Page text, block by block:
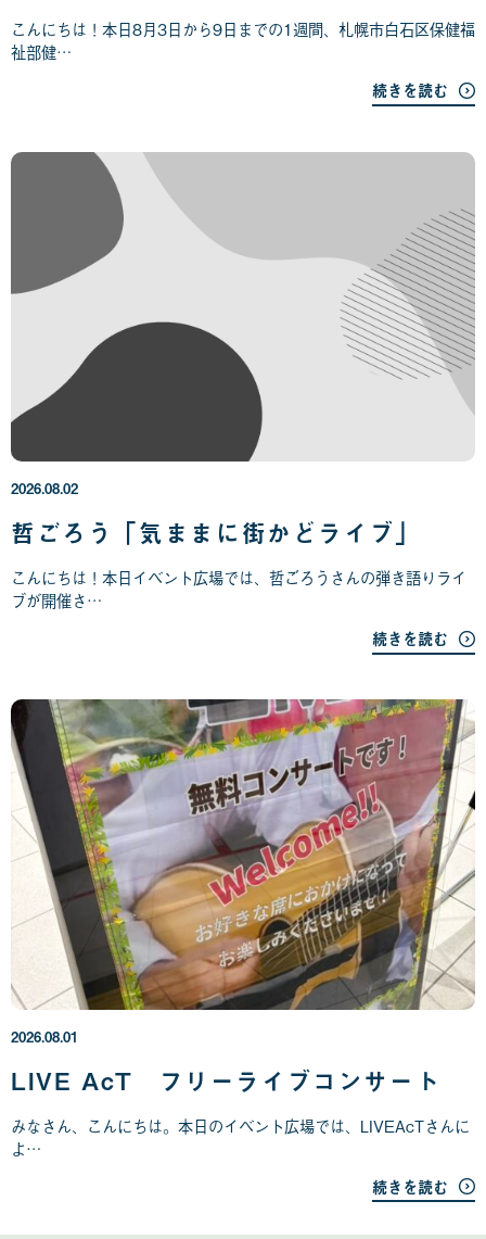
こんにちは！本日8月3日から9日までの1週間、札幌市白石区保健福
祉部健…
続きを読む
日
哲ごろう「気ままに街かどライブ」
こんにちは！本日イベント広場では、哲ごろうさんの弾き語りライ
ブが開催さ…
続きを読む
2026.08.02
0
6
年
0
8
月
2
日
LIVE AcT フリーライブコンサート
みなさん、こんにちは。本日のイベント広場では、LIVEAcTさんに
よ…
続きを読む
2026.08.01
2
6
0
月
1
日